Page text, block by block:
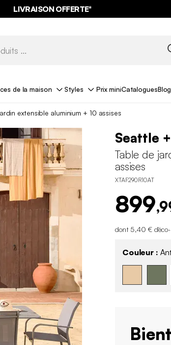
LIVRAISON OFFERTE*
de la maison Styles Prix miniCataloguesBlog
extensible aluminium + 10 assises
Seattle
Table de
assises
XTAF290R10AT
899
dont 5,40 €
Couleur :